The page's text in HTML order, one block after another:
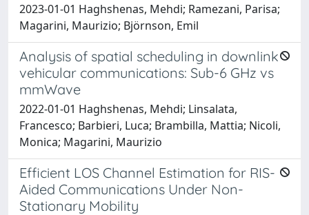
2023-01-01 Haghshenas, Mehdi; Ramezani, Parisa;
Magarini, Maurizio; Björnson, Emil
Analysis of spatial scheduling in downlink
vehicular communications: Sub-6 GHz vs
mmWave
2022-01-01 Haghshenas, Mehdi; Linsalata,
Francesco; Barbieri, Luca; Brambilla, Mattia; Nicoli,
Monica; Magarini, Maurizio
Efficient LOS Channel Estimation for RIS-
Aided Communications Under Non-
Stationary Mobility